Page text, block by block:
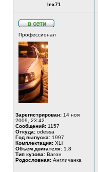
lex71
Профессионал
Зарегистрирован: 14 ноя
2009, 23:42
Сообщений: 1157
Откуда: odessa
Год выпуска: 1997
Комплектация: XLi
Объем двигателя: 1.8
Тип кузова: Вагон
Родословная: Англичанка